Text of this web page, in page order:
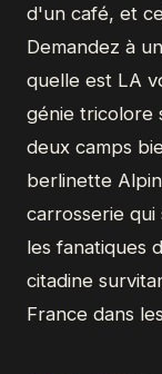
d'un café, et
Demandez à
quelle est LA
génie tricolore
deux camps
berlinette
carrosserie
les fanatiques
citadine
France dans